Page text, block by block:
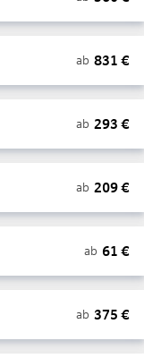
ab 831 €
ab 293 €
ab 209€
ab 61 €
ab 375 €